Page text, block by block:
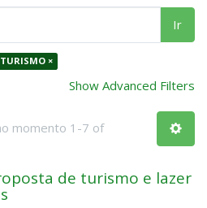
Ir
×
Show Advanced Filters
momento 1-7 of
de turismo e lazer